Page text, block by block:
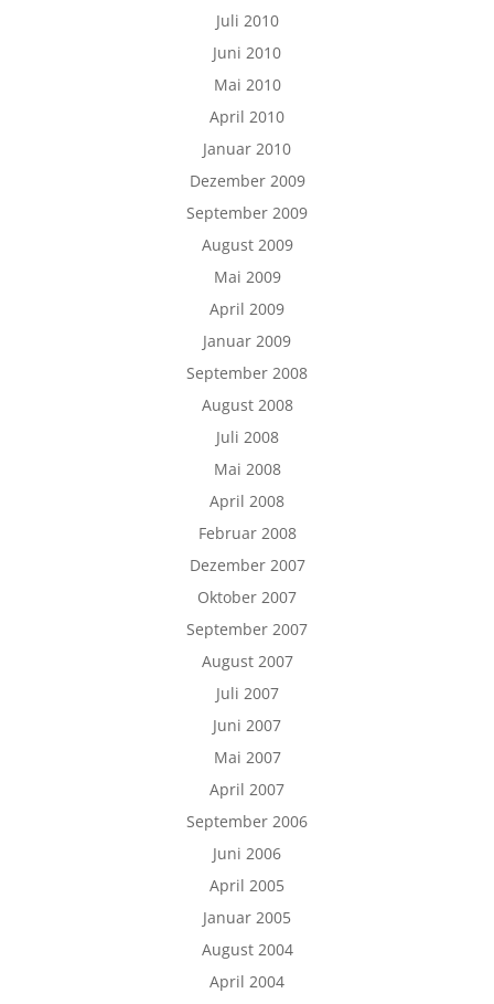
Juli 2010
Juni 2010
Mai 2010
April 2010
Januar 2010
Dezember 2009
September 2009
August 2009
Mai 2009
April 2009
Januar 2009
September 2008
August 2008
Juli 2008
Mai 2008
April 2008
Februar 2008
Dezember 2007
Oktober 2007
September 2007
August 2007
Juli 2007
Juni 2007
Mai 2007
April 2007
September 2006
Juni 2006
April 2005
Januar 2005
August 2004
April 2004